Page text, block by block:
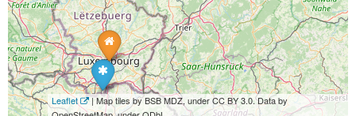
Leaflet
| Map tiles by BSB MDZ, under CC BY 3.0. Data by